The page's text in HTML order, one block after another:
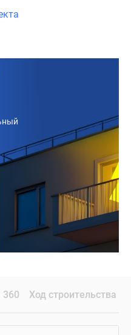
Ход строительства